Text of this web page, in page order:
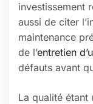
investissement
aussi de citer
maintenance
de l’entretien
défauts avant
La qualité étant